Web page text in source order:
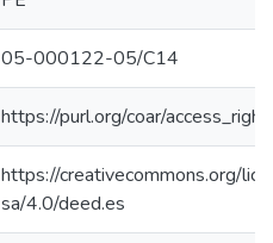
05-000122-05/C14
https://purl.org/coar/
https://creativecommons.org/
sa/4.0/deed.es